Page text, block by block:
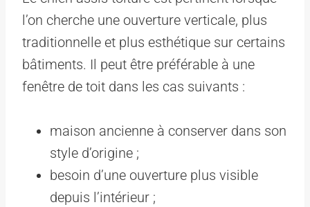
l’on cherche une ouverture verticale, plus
traditionnelle et plus esthétique sur certains
bâtiments. Il peut être préférable à une
fenêtre de toit dans les cas suivants :
maison ancienne à conserver dans son
style d’origine ;
besoin d’une ouverture plus visible
depuis l’intérieur ;